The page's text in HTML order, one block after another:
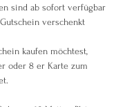
sind ab sofort verfügbar
verschenkt
kaufen möchtest,
oder 8 er Karte zum